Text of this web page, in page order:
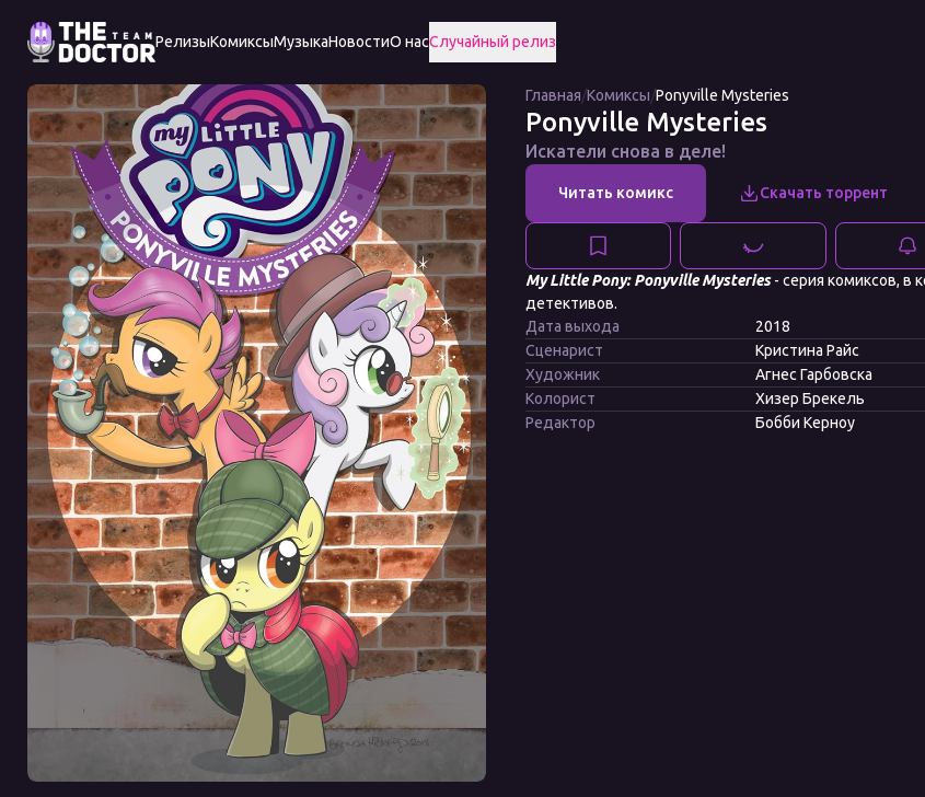
РелизыКомиксыМузыкаНовостиО насСлучайный релиз
Ponyville
Mysteries
Главная/Комиксы/Ponyville Mysteries
Ponyville Mysteries
Искатели снова в деле!
My Little Pony: Ponyville Mysteries- серия комиксов, в
детективов.
Дата выхода
2018
Сценарист
Кристина Райс
Художник
Агнес Гарбовска
Колорист
Хизер Брекель
Редактор
Бобби Керноу